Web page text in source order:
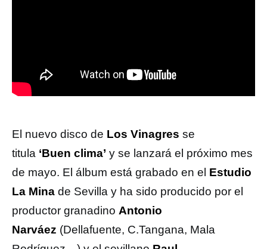
El nuevo disco de Los Vinagres se
titula ‘Buen clima’ y se lanzará el próximo mes
de mayo. El álbum está grabado en el Estudio
La Mina de Sevilla y ha sido producido por el
productor granadino Antonio
Narváez (Dellafuente, C.Tangana, Mala